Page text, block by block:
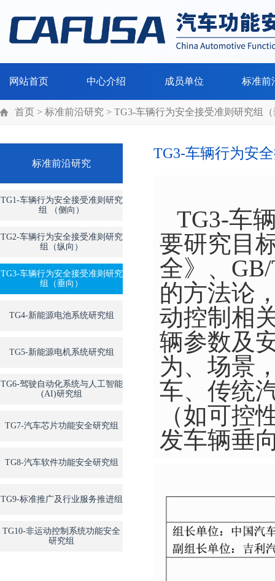
网站首页 中心介绍 成员单位 标准前
首页 > 标准前沿研究 > TG3-车辆行为安全接受准则研究组
标准前沿研究
TG1-车辆行为安全接受准则研究
组 （侧向）
TG2-车辆行为安全接受准则研究
组（纵向）
TG3-车辆行为安全接受准则研究
组（垂向）
TG4-新能源电池系统研究组
TG5-新能源电机系统研究组
TG6-驾驶自动化系统与人工智能
(AI)研究组
TG7-汽车芯片功能安全研究组
TG8-汽车软件功能安全研究组
TG9-标准推广及行业服务推进组
TG10-非运动控制系统功能安全
研究组
TG3-车辆行为安
TG3-车
要研究目
全》、
的方法论
动控制相
辆参数及
为、场景
车、传统
（如可控
发车辆垂